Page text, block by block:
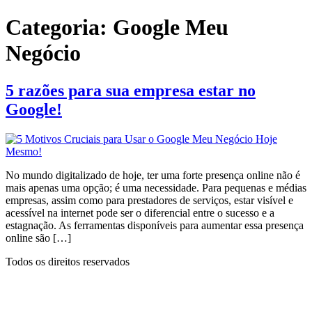
Ir
para
o
conteúdo
Categoria: Google Meu
Negócio
5 razões para sua empresa estar no
Google!
No mundo digitalizado de hoje, ter uma forte presença online não é
mais apenas uma opção; é uma necessidade. Para pequenas e médias
empresas, assim como para prestadores de serviços, estar visível e
acessível na internet pode ser o diferencial entre o sucesso e a
estagnação. As ferramentas disponíveis para aumentar essa presença
online são […]
Todos os direitos reservados